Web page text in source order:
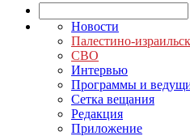
Новости
Палестино-
СВО
Интервью
Программы и
Сетка вещания
Редакция
Приложение